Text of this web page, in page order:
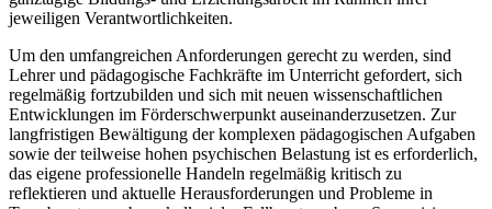
jeweiligen Verantwortlichkeiten.
Um den umfangreichen Anforderungen gerecht zu werden, sind
Lehrer und pädagogische Fachkräfte im Unterricht gefordert, sich
regelmäßig fortzubilden und sich mit neuen wissenschaftlichen
Entwicklungen im Förderschwerpunkt auseinanderzusetzen. Zur
langfristigen Bewältigung der komplexen pädagogischen Aufgaben
sowie der teilweise hohen psychischen Belastung ist es erforderlich,
das eigene professionelle Handeln regelmäßig kritisch zu
reflektieren und aktuelle Herausforderungen und Probleme in